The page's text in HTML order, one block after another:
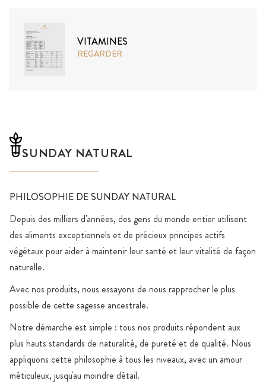
VITAMINES
REGARDER
SUNDAY NATURAL
PHILOSOPHIE DE SUNDAY NATURAL
Depuis des milliers d'années, des gens du monde entier utilisent
des aliments exceptionnels et de précieux principes actifs
végétaux pour aider à maintenir leur santé et leur vitalité de façon
naturelle.
Avec nos produits, nous essayons de nous rapprocher le plus
possible de cette sagesse ancestrale.
Notre démarche est simple : tous nos produits répondent aux
plus hauts standards de naturalité, de pureté et de qualité. Nous
appliquons cette philosophie à tous les niveaux, avec un amour
méticuleux, jusqu'au moindre détail.